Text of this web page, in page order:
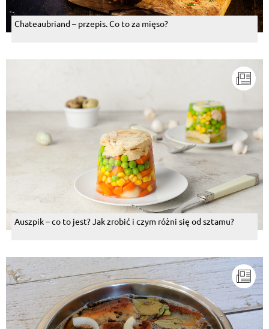
Chateaubriand – przepis. Co to za mięso?
Auszpik – co to jest? Jak zrobić i czym różni się od sztamu?